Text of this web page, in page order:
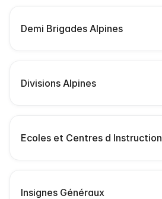
Demi Brigades Alpines
Divisions Alpines
Ecoles et Centres d Instruction
Insignes Généraux